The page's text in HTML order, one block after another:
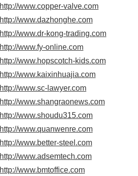
http://www.copper-valve.com
http://www.dazhonghe.com
http://www.dr-kong-trading.com
http://www.fy-online.com
http://www.hopscotch-kids.com
http://www.kaixinhuajia.com
http://www.sc-lawyer.com
http://www.shangraonews.com
http://www.shoudu315.com
http://www.quanwenre.com
http://www.better-steel.com
http://www.adsemtech.com
http://www.bmtoffice.com